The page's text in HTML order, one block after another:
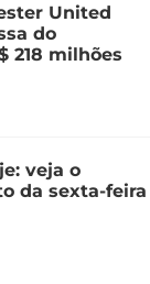
United
do
218 milhões
veja o
da sexta-feira